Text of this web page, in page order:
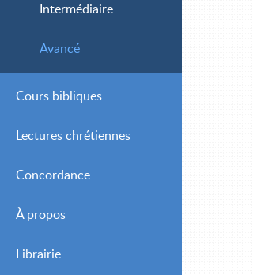
Intermédiaire
Avancé
Cours bibliques
Lectures chrétiennes
Journalières
Hebdomadaires
Mensuelles (Adultes
Concordance
À propos
Librairie